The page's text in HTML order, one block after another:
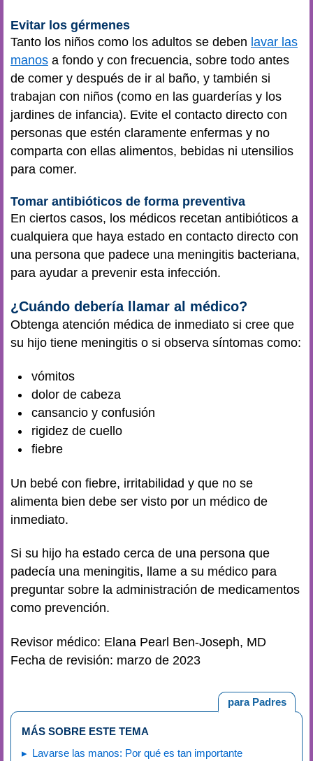
Evitar los gérmenes
Tanto los niños como los adultos se deben lavar las
manos a fondo y con frecuencia, sobre todo antes
de comer y después de ir al baño, y también si
trabajan con niños (como en las guarderías y los
jardines de infancia). Evite el contacto directo con
personas que estén claramente enfermas y no
comparta con ellas alimentos, bebidas ni utensilios
para comer.
Tomar antibióticos de forma preventiva
En ciertos casos, los médicos recetan antibióticos a
cualquiera que haya estado en contacto directo con
una persona que padece una meningitis bacteriana,
para ayudar a prevenir esta infección.
¿Cuándo debería llamar al médico?
Obtenga atención médica de inmediato si cree que
su hijo tiene meningitis o si observa síntomas como:
vómitos
dolor de cabeza
cansancio y confusión
rigidez de cuello
fiebre
Un bebé con fiebre, irritabilidad y que no se
alimenta bien debe ser visto por un médico de
inmediato.
Si su hijo ha estado cerca de una persona que
padecía una meningitis, llame a su médico para
preguntar sobre la administración de medicamentos
como prevención.
Revisor médico: Elana Pearl Ben-Joseph, MD
Fecha de revisión: marzo de 2023
para Padres
MÁS SOBRE ESTE TEMA
Lavarse las manos: Por qué es tan importante